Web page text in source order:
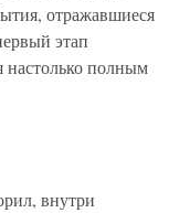
отражавшиеся
этап
настолько полным
внутри